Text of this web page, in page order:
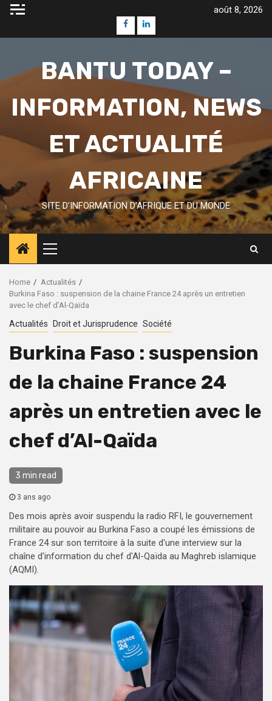
Skip
août 8, 2026
FacebookLinkedin
BANTU TODAY –
INFORMATION, NEWS
ET ACTUALITÉ
AFRICAINE
SITE D’INFORMATION D’AFRIQUE ET DU MONDE
Primary
Menu
Home
Actualités
Burkina Faso : suspension de la chaine France 24 après un entretien
avec le chef d’Al-Qaïda
Actualités Droit et Jurisprudence Société
Burkina Faso : suspension
de la chaine France 24
après un entretien avec le
chef d’Al-Qaïda
3 min read
3 ans ago
Des mois après avoir suspendu la radio RFI, le gouvernement
militaire au pouvoir au Burkina Faso a coupé les émissions de
France 24 sur son territoire à la suite d'une interview sur la
chaîne d'information du chef d'Al-Qaïda au Maghreb islamique
(AQMI).